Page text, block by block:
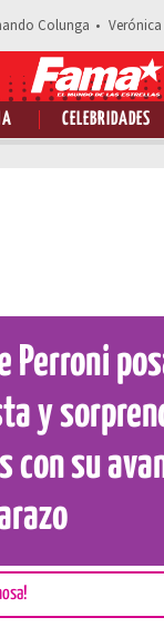
Colunga
CELEBRIDADES
Perroni
y
con su